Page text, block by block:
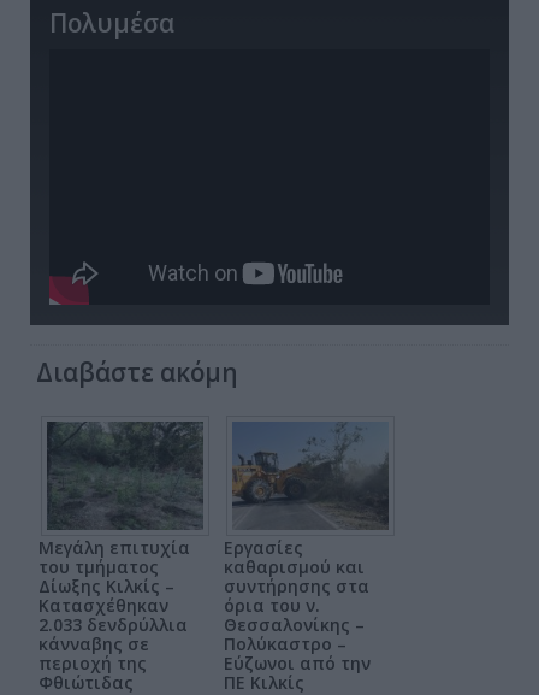
Πολυμέσα
Διαβάστε ακόμη
Μεγάλη επιτυχία
του τμήματος
Δίωξης Κιλκίς –
Κατασχέθηκαν
2.033 δενδρύλλια
κάνναβης σε
περιοχή της
Φθιώτιδας
Εργασίες
καθαρισμού και
συντήρησης στα
όρια του ν.
Θεσσαλονίκης –
Πολύκαστρο –
Εύζωνοι από την
ΠΕ Κιλκίς